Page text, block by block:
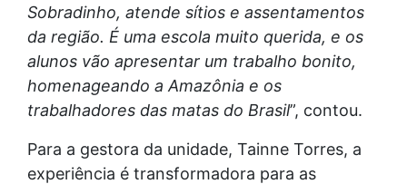
Sobradinho, atende sítios e assentamentos
da região. É uma escola muito querida, e os
alunos vão apresentar um trabalho bonito,
homenageando a Amazônia e os
trabalhadores das matas do Brasil”, contou.
Para a gestora da unidade, Tainne Torres, a
experiência é transformadora para as